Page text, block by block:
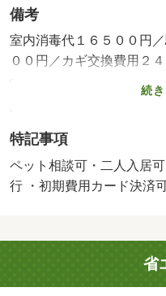
備考
室内消毒代１６５００円
００円／カギ交換費用２
Ｈコールセンター対応費
０円／保証会社利用必：
可／二人入居可／ペット
ェア不可／【弊社管理物
ト』が管理するお部屋で
トイレ別／エアコン／ガ
内洗濯置／シューズボッ
浄便座／洗面所独立／洗
続
特記事項
ペット相談可・二人入居
行 ・初期費用カード決済
省